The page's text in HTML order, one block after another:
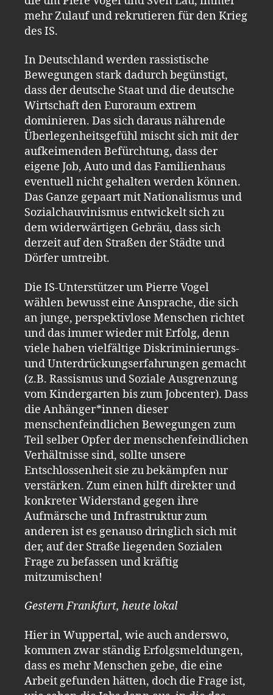
mehr Zulauf und rekrutieren für den Krieg
des IS.
In Deutschland werden rassistische
Bewegungen stark dadurch begünstigt,
dass der deutsche Staat und die deutsche
Wirtschaft den Euroraum extrem
dominieren. Das sich daraus nährende
Überlegenheitsgefühl mischt sich mit der
aufkeimenden Befürchtung, dass der
eigene Job, Auto und das Familienhaus
eventuell nicht gehalten werden können.
Das Ganze gepaart mit Nationalismus und
Sozialchauvinismus entwickelt sich zu
dem widerwärtigen Gebräu, dass sich
derzeit auf den Straßen der Städte und
Dörfer umtreibt.
Die IS-Unterstützer um Pierre Vogel
wählen bewusst eine Ansprache, die sich
an junge, perspektivlose Menschen richtet
und das immer wieder mit Erfolg, denn
viele haben vielfältige Diskriminierungs-
und Unterdrückungserfahrungen gemacht
(z.B. Rassismus und Soziale Ausgrenzung
vom Kindergarten bis zum Jobcenter). Dass
die Anhänger*innen dieser
menschenfeindlichen Bewegungen zum
Teil selber Opfer der menschenfeindlichen
Verhältnisse sind, sollte unsere
Entschlossenheit sie zu bekämpfen nur
verstärken. Zum einen hilft direkter und
konkreter Widerstand gegen ihre
Aufmärsche und Infrastruktur zum
anderen ist es genauso dringlich sich mit
der, auf der Straße liegenden Sozialen
Frage zu befassen und kräftig
mitzumischen!
Gestern Frankfurt, heute lokal
Hier in Wuppertal, wie auch anderswo,
kommen zwar ständig Erfolgsmeldungen,
dass es mehr Menschen gebe, die eine
Arbeit gefunden hätten, doch die Frage ist,